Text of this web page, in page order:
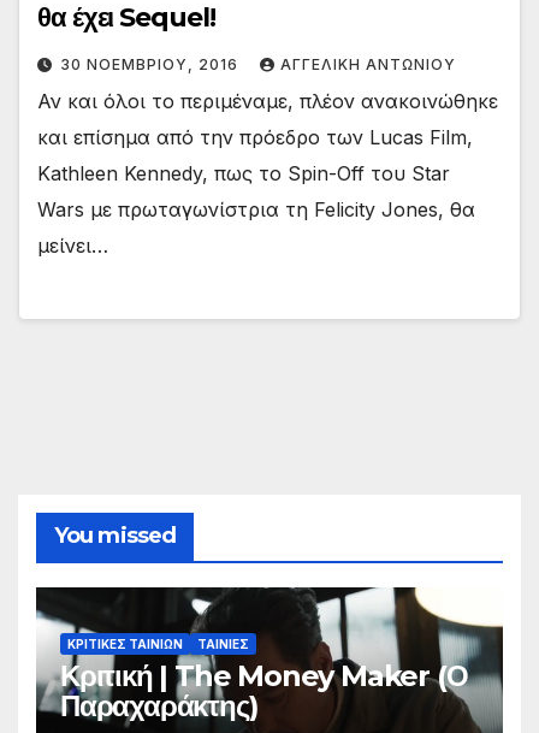
θα έχει Sequel!
30 ΝΟΕΜΒΡΊΟΥ, 2016 ΑΓΓΕΛΙΚΉ ΑΝΤΩΝΊΟΥ
Αν και όλοι το περιμέναμε, πλέον ανακοινώθηκε
και επίσημα από την πρόεδρο των Lucas Film,
Kathleen Kennedy, πως το Spin-Off του Star
Wars με πρωταγωνίστρια τη Felicity Jones, θα
μείνει…
You missed
ΚΡΙΤΙΚΕΣ ΤΑΙΝΙΩΝ ΤΑΙΝΙΕΣ
Κριτική | The Money Maker (Ο
Παραχαράκτης)